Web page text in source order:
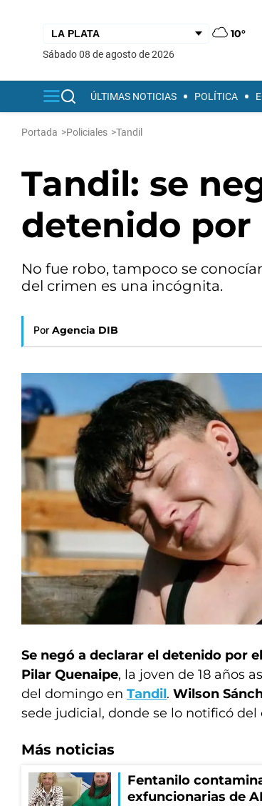
10°
sábado 08 de agosto de 2026
ÚLTIMAS NOTICIAS POLÍTICA
Portada >Policiales >Tandil
Tandil: se
detenido por
No fue robo, tampoco se
del crimen es una incógnita.
Por Agencia DIB
Se negó a declarar el detenido por
Pilar Quenaipe, la joven de 18 años
del domingo en Tandil. Wilson
sede judicial, donde se lo notificó del
Más noticias
Fentanilo
exfuncionarias de